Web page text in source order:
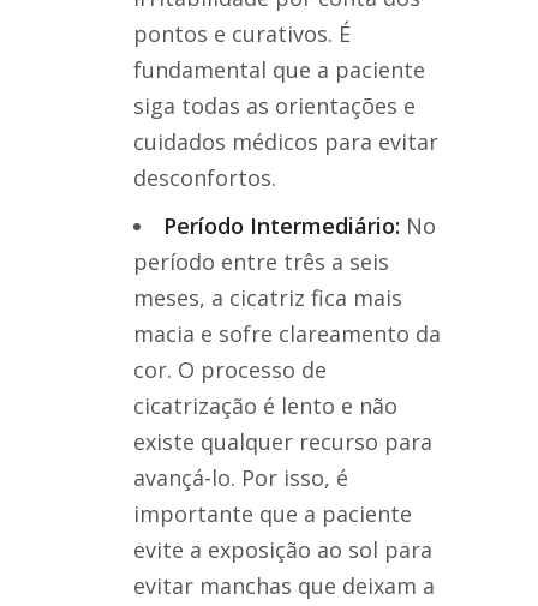
pontos e curativos. É
fundamental que a paciente
siga todas as orientações e
cuidados médicos para evitar
desconfortos.
Período Intermediário: No
período entre três a seis
meses, a cicatriz fica mais
macia e sofre clareamento da
cor. O processo de
cicatrização é lento e não
existe qualquer recurso para
avançá-lo. Por isso, é
importante que a paciente
evite a exposição ao sol para
evitar manchas que deixam a